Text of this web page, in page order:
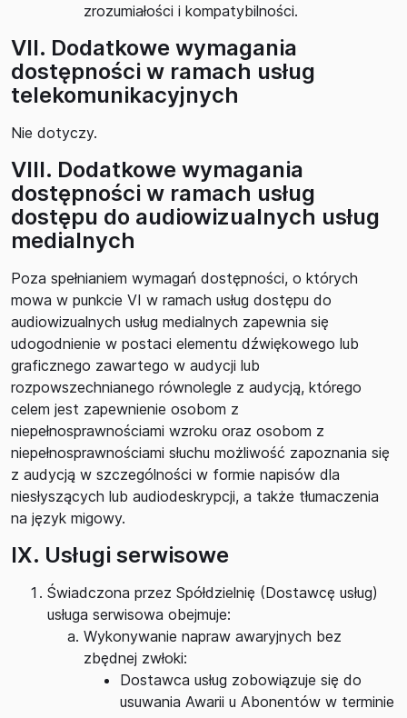
zrozumiałości i kompatybilności.
VII. Dodatkowe wymagania
dostępności w ramach usług
telekomunikacyjnych
Nie dotyczy.
VIII. Dodatkowe wymagania
dostępności w ramach usług
dostępu do audiowizualnych usług
medialnych
Poza spełnianiem wymagań dostępności, o których
mowa w punkcie VI w ramach usług dostępu do
audiowizualnych usług medialnych zapewnia się
udogodnienie w postaci elementu dźwiękowego lub
graficznego zawartego w audycji lub
rozpowszechnianego równolegle z audycją, którego
celem jest zapewnienie osobom z
niepełnosprawnościami wzroku oraz osobom z
niepełnosprawnościami słuchu możliwość zapoznania się
z audycją w szczególności w formie napisów dla
niesłyszących lub audiodeskrypcji, a także tłumaczenia
na język migowy.
IX. Usługi serwisowe
Świadczona przez Spółdzielnię (Dostawcę usług)
usługa serwisowa obejmuje:
Wykonywanie napraw awaryjnych bez
zbędnej zwłoki:
Dostawca usług zobowiązuje się do
usuwania Awarii u Abonentów w terminie